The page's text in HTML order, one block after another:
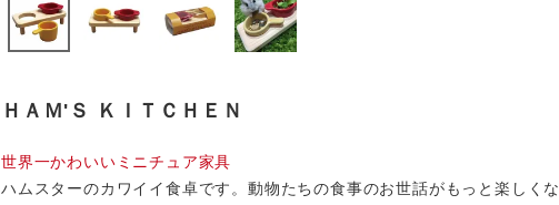
ＨＡＭ'Ｓ ＫＩＴＣＨＥＮ
世界一かわいいミニチュア家具
ハムスターのカワイイ食卓です。動物たちの食事のお世話がもっと楽しくな